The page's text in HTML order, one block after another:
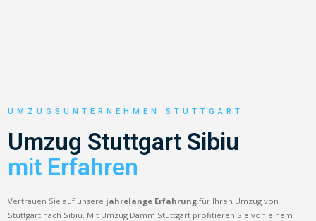
UMZUGSUNTERNEHMEN STUTTGART
Umzug Stuttgart Sibiu
mit Erfahren
Vertrauen Sie auf unsere jahrelange Erfahrung für Ihren Umzug von
Stuttgart nach Sibiu. Mit Umzug Damm Stuttgart profitieren Sie von einem